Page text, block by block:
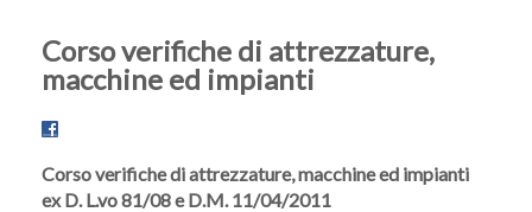
Corso verifiche di attrezzature,
macchine ed impianti
Corso verifiche di attrezzature, macchine ed impianti
ex D. L.vo 81/08 e D.M. 11/04/2011